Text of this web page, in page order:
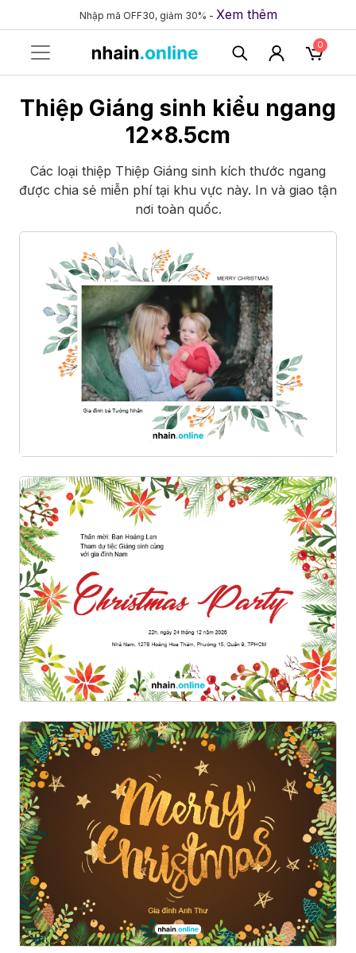
Nhập mã OFF30, giảm 30% - Xem thêm
0
Thiệp Giáng sinh kiểu ngang
12×8.5cm
Các loại thiệp Thiệp Giáng sinh kích thước ngang
được chia sẻ miễn phí tại khu vực này. In và giao tận
nơi toàn quốc.